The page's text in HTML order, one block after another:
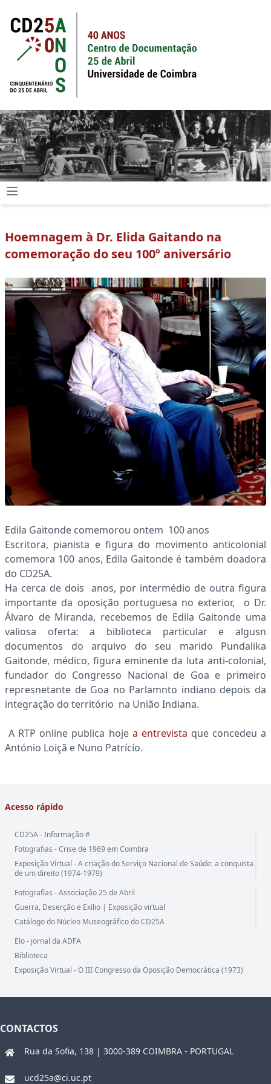
Hoemnagem à Dr. Elida Gaitando na
comemoração do seu 100º aniversário
Edila Gaitonde comemorou ontem 100 anos
Escritora, pianista e figura do movimento anticolonial
comemora 100 anos, Edila Gaitonde é também doadora
do CD25A.
Ha cerca de dois anos, por intermédio de outra figura
importante da oposição portuguesa no exterior, o Dr.
Álvaro de Miranda, recebemos de Edila Gaitonde uma
valiosa oferta: a biblioteca particular e algusn
documentos do arquivo do seu marido Pundalika
Gaitonde, médico, figura eminente da luta anti-colonial,
fundador do Congresso Nacional de Goa e primeiro
represnetante de Goa no Parlamnto indiano depois da
integração do território na União Indiana.
A RTP online publica hoje a entrevista que concedeu a
António Loiçã e Nuno Patrícío.
Acesso rápido
CD25A - Informação #
Fotografias - Crise de 1969 em Coimbra
Exposição Virtual - A criação do Serviço Nacional de Saúde: a conquista
de um direito (1974-1979)
Fotografias - Associação 25 de Abril
Guerra, Deserção e Exílio | Exposição virtual
Catálogo do Núcleo Museográfico do CD25A
Elo - jornal da ADFA
Biblioteca
Exposição Virtual - O III Congresso da Oposição Democrática (1973)
CONTACTOS
Rua da Sofia, 138 | 3000-389 COIMBRA - PORTUGAL
ucd25a@ci.uc.pt